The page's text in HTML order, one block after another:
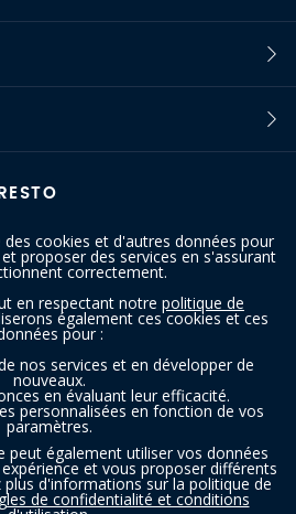
cookies et d'autres données pour
proposer des services en s'assurant
correctement.
en respectant notre politique de
également ces cookies et ces
pour :
nos services et en développer de
nouveaux.
en évaluant leur efficacité.
personnalisées en fonction de vos
paramètres.
peut également utiliser vos données
et vous proposer différents
plus d'informations sur la politique de
de confidentialité et conditions
‐ Tous droits réservés | JDC